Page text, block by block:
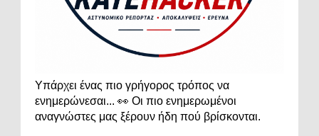
Υπάρχει ένας πιο γρήγορος τρόπος να
ενημερώνεσαι... 👀 Οι πιο ενημερωμένοι
αναγνώστες μας ξέρουν ήδη πού βρίσκονται.